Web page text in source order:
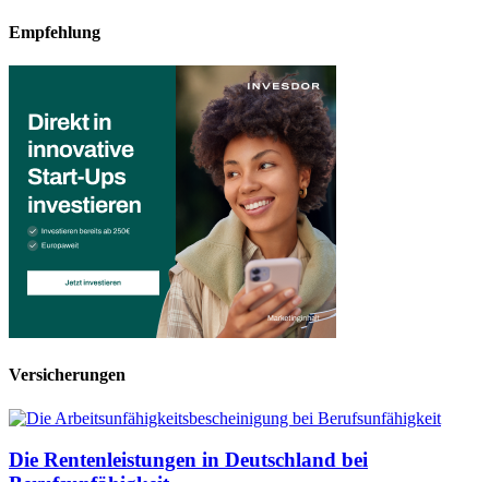
Empfehlung
Versicherungen
Die Rentenleistungen in Deutschland bei